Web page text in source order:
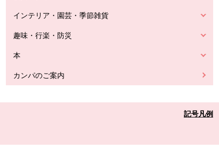
インテリア・園芸・季節雑貨
趣味・行楽・防災
本
カンパのご案内
記号凡例